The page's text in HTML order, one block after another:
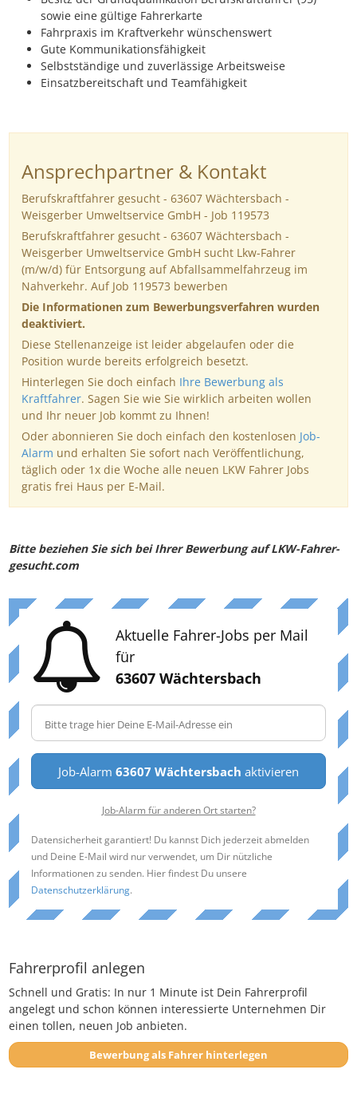
sowie eine gültige Fahrerkarte
Fahrpraxis im Kraftverkehr wünschenswert
Gute Kommunikationsfähigkeit
Selbstständige und zuverlässige Arbeitsweise
Einsatzbereitschaft und Teamfähigkeit
Ansprechpartner & Kontakt
Berufskraftfahrer gesucht - 63607 Wächtersbach -
Weisgerber Umweltservice GmbH - Job 119573
Berufskraftfahrer gesucht - 63607 Wächtersbach -
Weisgerber Umweltservice GmbH sucht Lkw-Fahrer
(m/w/d) für Entsorgung auf Abfallsammelfahrzeug im
Nahverkehr. Auf Job 119573 bewerben
Die Informationen zum Bewerbungsverfahren wurden
deaktiviert.
Diese Stellenanzeige ist leider abgelaufen oder die
Position wurde bereits erfolgreich besetzt.
Hinterlegen Sie doch einfach Ihre Bewerbung als
Kraftfahrer. Sagen Sie wie Sie wirklich arbeiten wollen
und Ihr neuer Job kommt zu Ihnen!
Oder abonnieren Sie doch einfach den kostenlosen Job-
Alarm und erhalten Sie sofort nach Veröffentlichung,
täglich oder 1x die Woche alle neuen LKW Fahrer Jobs
gratis frei Haus per E-Mail.
Bitte beziehen Sie sich bei Ihrer Bewerbung auf LKW-Fahrer-
gesucht.com
Aktuelle Fahrer-Jobs per Mail
für
63607 Wächtersbach
Job-Alarm 63607 Wächtersbach aktivieren
Job-Alarm für anderen Ort starten?
Datensicherheit garantiert! Du kannst Dich jederzeit abmelden
und Deine E-Mail wird nur verwendet, um Dir nützliche
Informationen zu senden. Hier findest Du unsere
Datenschutzerklärung.
Fahrerprofil anlegen
Schnell und Gratis: In nur 1 Minute ist Dein Fahrerprofil
angelegt und schon können interessierte Unternehmen Dir
einen tollen, neuen Job anbieten.
Bewerbung als Fahrer hinterlegen